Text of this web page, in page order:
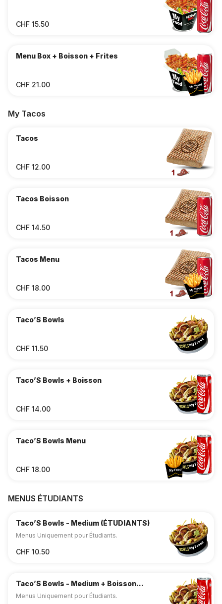
CHF 15.50
Menu Box + Boisson + Frites
CHF 21.00
My Tacos
Tacos
CHF 12.00
Tacos Boisson
CHF 14.50
Tacos Menu
CHF 18.00
Taco’S Bowls
CHF 11.50
Taco’S Bowls + Boisson
CHF 14.00
Taco’S Bowls Menu
CHF 18.00
MENUS ÉTUDIANTS
Taco’S Bowls - Medium (ÉTUDIANTS)
Menus Uniquement pour Étudiants.
CHF 10.50
Taco’S Bowls - Medium + Boisson
(ÉTUDIANTS)
Menus Uniquement pour Étudiants.